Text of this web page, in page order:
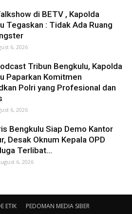
di BETV , Kapolda
Tegaskan : Tidak Ada Ruang
6, 2026
Tribun Bengkulu, Kapolda
Paparkan Komitmen
Polri yang Profesional dan
6, 2026
Bengkulu Siap Demo Kantor
Desak Oknum Kepala OPD
Terlibat...
6, 2026
ETIK PEDOMAN MEDIA SIBER